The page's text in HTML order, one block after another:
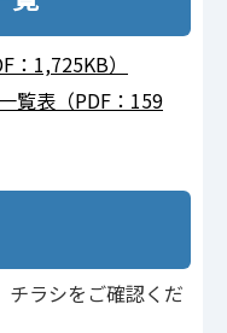
1,725KB）
覧表（PDF：159
チラシをご確認くだ